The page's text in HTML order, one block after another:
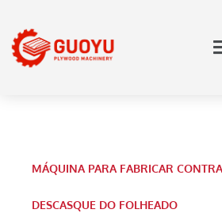
MÁQUINA PARA FABRICAR
DESCASQUE DO FOLHEADO